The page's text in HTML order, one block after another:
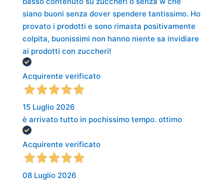
siano buoni senza dover spendere tantissimo. Ho
provato i prodotti e sono rimasta positivamente
colpita, buonissimi non hanno niente sa invidiare
ai prodotti con zuccheri!
Acquirente verificato
15 Luglio 2026
è arrivato tutto in pochissimo tempo. ottimo
Acquirente verificato
08 Luglio 2026